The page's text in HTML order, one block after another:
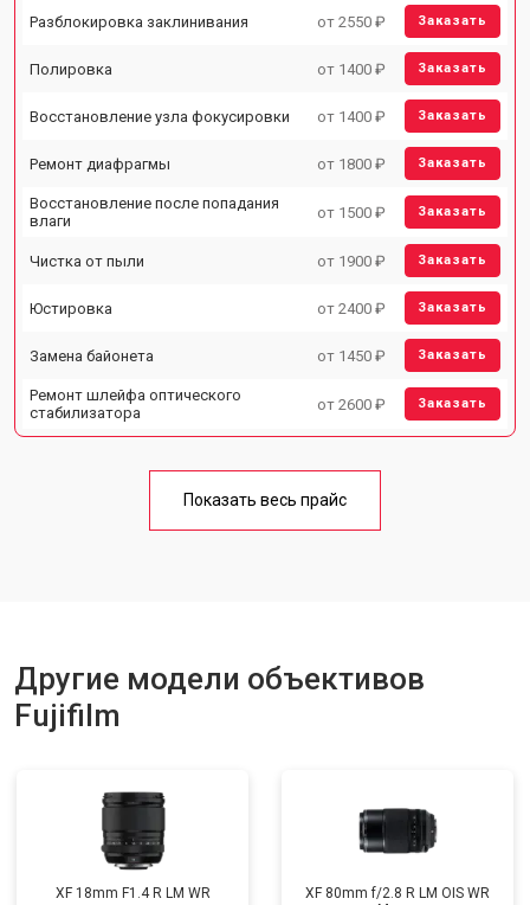
Разблокировка заклинивания от 2550 ₽ Заказать
Полировка от 1400 ₽ Заказать
Восстановление узла фокусировки от 1400 ₽ Заказать
Ремонт диафрагмы от 1800 ₽ Заказать
Восстановление после попадания
влаги
от 1500 ₽ Заказать
Чистка от пыли от 1900 ₽ Заказать
Юстировка от 2400 ₽ Заказать
Замена байонета от 1450 ₽ Заказать
Ремонт шлейфа оптического
стабилизатора
от 2600 ₽ Заказать
Показать весь прайс
Другие модели объективов
Fujifilm
XF 18mm F1.4 R LM WR
XF 80mm f/2.8 R LM OIS WR